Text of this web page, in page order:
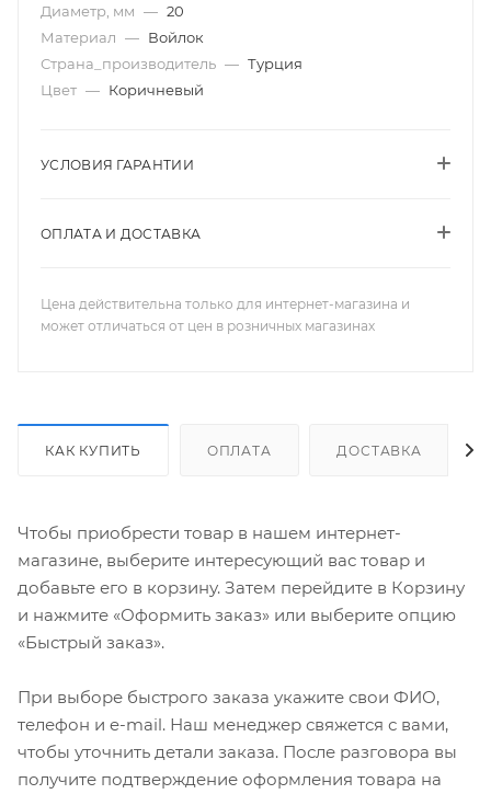
Диаметр, мм — 20
Материал — Войлок
Страна_производитель — Турция
Цвет — Коричневый
УСЛОВИЯ ГАРАНТИИ
ОПЛАТА И ДОСТАВКА
Цена действительна только для интернет-магазина и
может отличаться от цен в розничных магазинах
КАК КУПИТЬ ОПЛАТА ДОСТАВКА
Чтобы приобрести товар в нашем интернет-
магазине, выберите интересующий вас товар и
добавьте его в корзину. Затем перейдите в Корзину
и нажмите «Оформить заказ» или выберите опцию
«Быстрый заказ».
При выборе быстрого заказа укажите свои ФИО,
телефон и e-mail. Наш менеджер свяжется с вами,
чтобы уточнить детали заказа. После разговора вы
получите подтверждение оформления товара на